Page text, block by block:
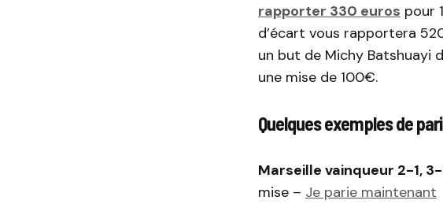
rapporter 330 euros pour
d’écart vous rapportera
un but de Michy Batshuayi
une mise de 100€.
Quelques exemples de
Marseille vainqueur 2-1,
mise – Je parie maintenant